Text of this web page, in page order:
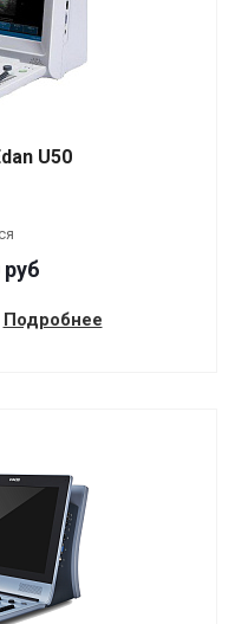
U50
руб
Подробнее